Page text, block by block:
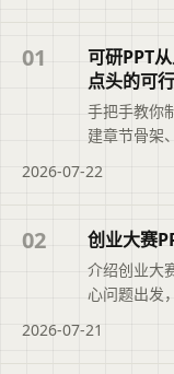
01
可研PPT
点头的可
手把手教你
建章节骨架
文章重点并
助用户快速
看完整上下
2026-07-22
02 创业大赛
介绍创业大
心问题出发
稿，提升路
2026-07-21